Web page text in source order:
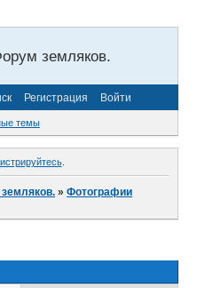
земляков.
Регистрация Войти
темы
.
»Фотографии